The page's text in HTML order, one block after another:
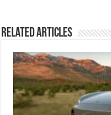
Related Articles